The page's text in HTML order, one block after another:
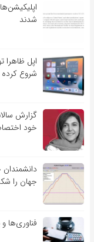
شدند
اپل ظاهرا
شروع
گزارش
خود
جهان را
فناوری‌ها